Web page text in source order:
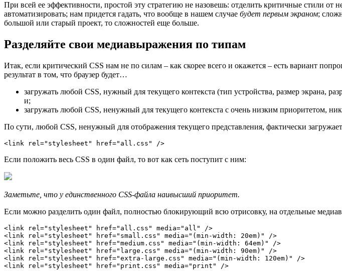
При всей ее эффективности, простой эту стратегию не назовешь: отделить критичные стили
автоматизировать; нам придется гадать, что вообще в нашем случае будет первым экраном;
большой или старый проект, то сложностей еще больше.
Разделяйте свои медиавыражения по типам
Итак, если критический CSS нам не по силам – как скорее всего и окажется – есть вариант
результат в том, что браузер будет…
загружать любой CSS, нужный для текущего контекста (тип устройства, размер экрана,
и;
загружать любой CSS, ненужный для текущего контекста с очень низким приоритетом,
По сути, любой CSS, ненужный для отображения текущего представления, фактически
Если положить весь CSS в один файл, то вот как сеть поступит с ним:
Заметьте, что у единственного CSS-файла наивысший приоритет.
Если можно разделить один файл, полностью блокирующий всю отрисовку, на отдельные
<link rel="stylesheet" href="all.css" media="all" />
<link rel="stylesheet" href="small.css" media="(min-width: 20em)" />
<link rel="stylesheet" href="medium.css" media="(min-width: 64em)" />
<link rel="stylesheet" href="large.css" media="(min-width: 90em)" />
<link rel="stylesheet" href="extra-large.css" media="(min-width: 120em)" />